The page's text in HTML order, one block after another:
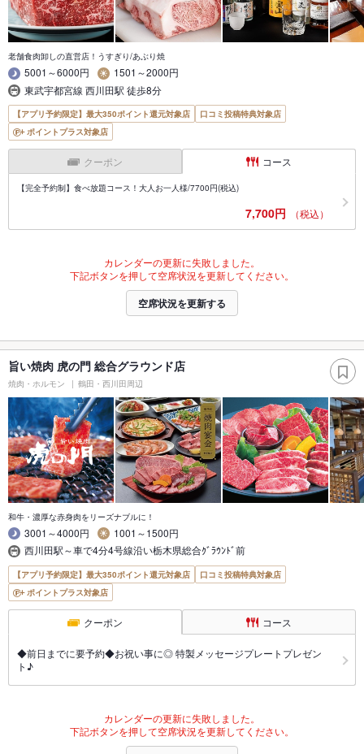
老舗食肉卸しの直営店！うすぎり/あぶり焼
5001～6000円
1501～2000円
東武宇都宮線 西川田駅 徒歩8分
【アプリ予約限定】最大350ポイント還元対象店
口コミ投稿特典対象店
ポイントプラス対象店
クーポン コース
【完全予約制】食べ放題コース！大人お一人様/7700円(税込)
7,700円 （税込）
カレンダーの更新に失敗しました。
下記ボタンを押して空席状況を更新してください。
空席状況を更新する
旨い焼肉 虎の門 総合グラウンド店
焼肉・ホルモン 鶴田・西川田周辺
和牛・濃厚な赤身肉をリーズナブルに！
3001～4000円
1001～1500円
西川田駅～車で4分4号線沿い栃木県総合ｸﾞﾗｳﾝﾄﾞ前
【アプリ予約限定】最大350ポイント還元対象店
口コミ投稿特典対象店
ポイントプラス対象店
クーポン コース
◆前日までに要予約◆お祝い事に◎ 特製メッセージプレートプレゼン
ト♪
カレンダーの更新に失敗しました。
下記ボタンを押して空席状況を更新してください。